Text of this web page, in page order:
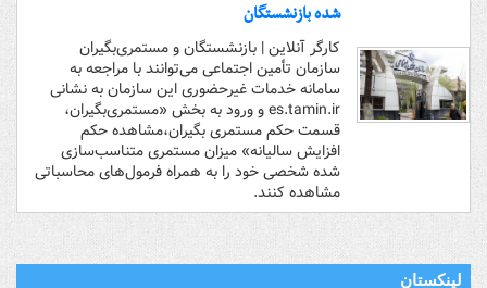
شده بازنشستگان
کارگر آنلاین | بازنشستگان و مستمری‌بگیران
سازمان تأمین اجتماعی می‌توانند با مراجعه به
سامانه خدمات غیرحضوری این سازمان به نشانی
es.tamin.ir و ورود به بخش «مستمری‌بگیران،
قسمت حکم مستمری بگیران،مشاهده حکم
افزایش سالیانه» میزان مستمری متناسب‌سازی
شده شخصی خود را به همراه فرمول‌های محاسباتی
مشاهده کنند.
لینکستان